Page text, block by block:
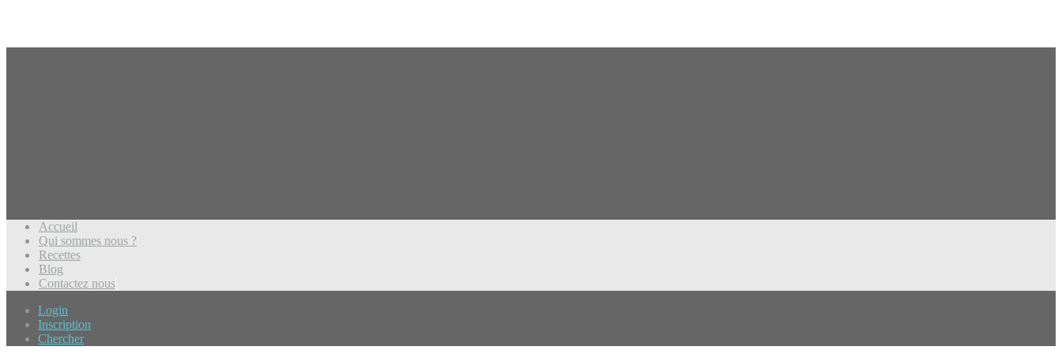
Accueil
Qui sommes nous ?
Recettes
Blog
Contactez nous
Login
Inscription
Chercher